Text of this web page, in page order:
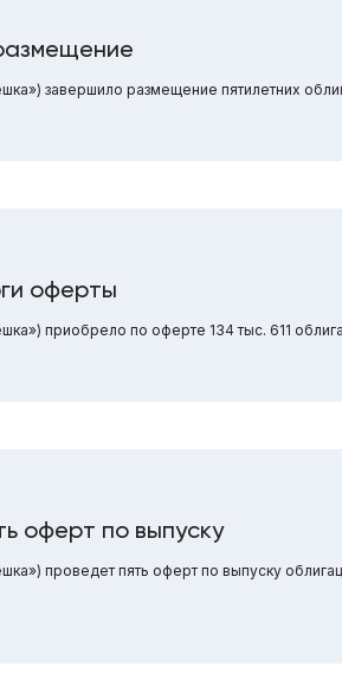
завершило размещение пятилетних
оферты
приобрело по оферте 134 тыс. 611
оферт по выпуску
проведет пять оферт по выпуску